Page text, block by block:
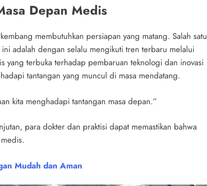
Depan Medis
membutuhkan persiapan yang matang. Salah satu
adalah dengan selalu mengikuti tren terbaru melalui
yang terbuka terhadap pembaruan teknologi dan inovasi
tantangan yang muncul di masa mendatang.
kita menghadapi tantangan masa depan.”
para dokter dan praktisi dapat memastikan bahwa
Mudah dan Aman